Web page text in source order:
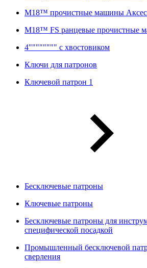
M18™ прочистные машины
M18™ FS ранцевые прочистные
4"""""""" с хвостовиком
Ключи для патронов
Ключевой патрон 1
Бесключевые патроны
Ключевые патроны
Бесключевые патроны для
специфической посадкой
Промышленный бесключевой
сверления